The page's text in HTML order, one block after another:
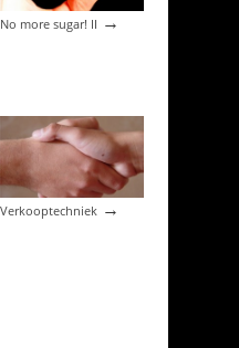
No more sugar! II →
Verkooptechniek →